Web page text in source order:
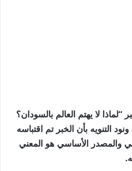
لا يهتم العالم بالسودان؟
” من اشراق العالم 24 ونود التنويه بأن الخبر تم اقتباسه
والمصدر الأساسي هو المعني